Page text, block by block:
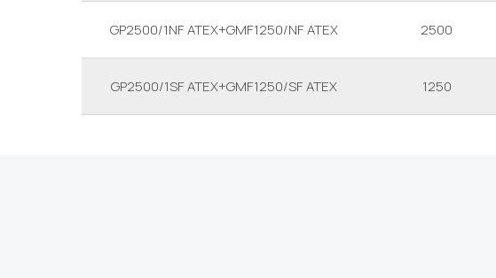
GP2500/1NF ATEX+GMF1250/NF ATEX 2500
GP2500/1SF ATEX+GMF1250/SF ATEX 1250